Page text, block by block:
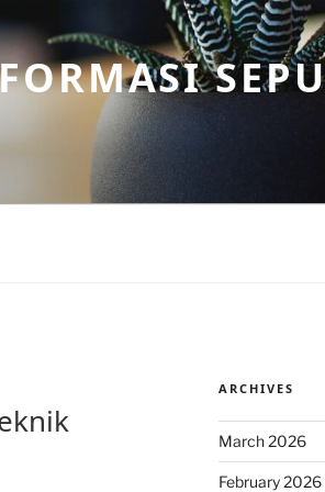
ARCHIVES
March 2026
February 2026